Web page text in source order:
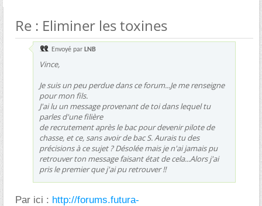
Re : Eliminer les toxines
Envoyé par LNB
Vince,
Je suis un peu perdue dans ce forum...Je me renseigne
pour mon fils.
J'ai lu un message provenant de toi dans lequel tu
parles d'une filière
de recrutement après le bac pour devenir pilote de
chasse, et ce, sans avoir de bac S. Aurais tu des
précisions à ce sujet ? Désolée mais je n'ai jamais pu
retrouver ton message faisant état de cela...Alors j'ai
pris le premier que j'ai pu retrouver !!
Par ici : http://forums.futura-